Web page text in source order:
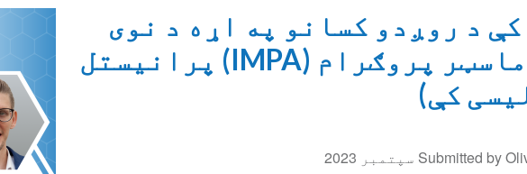
کې د روږدو کسانو په اړه د نوی
نړیوال ماسټر پروګرام (IMPA) پرانیستل
کې)
Submitted by